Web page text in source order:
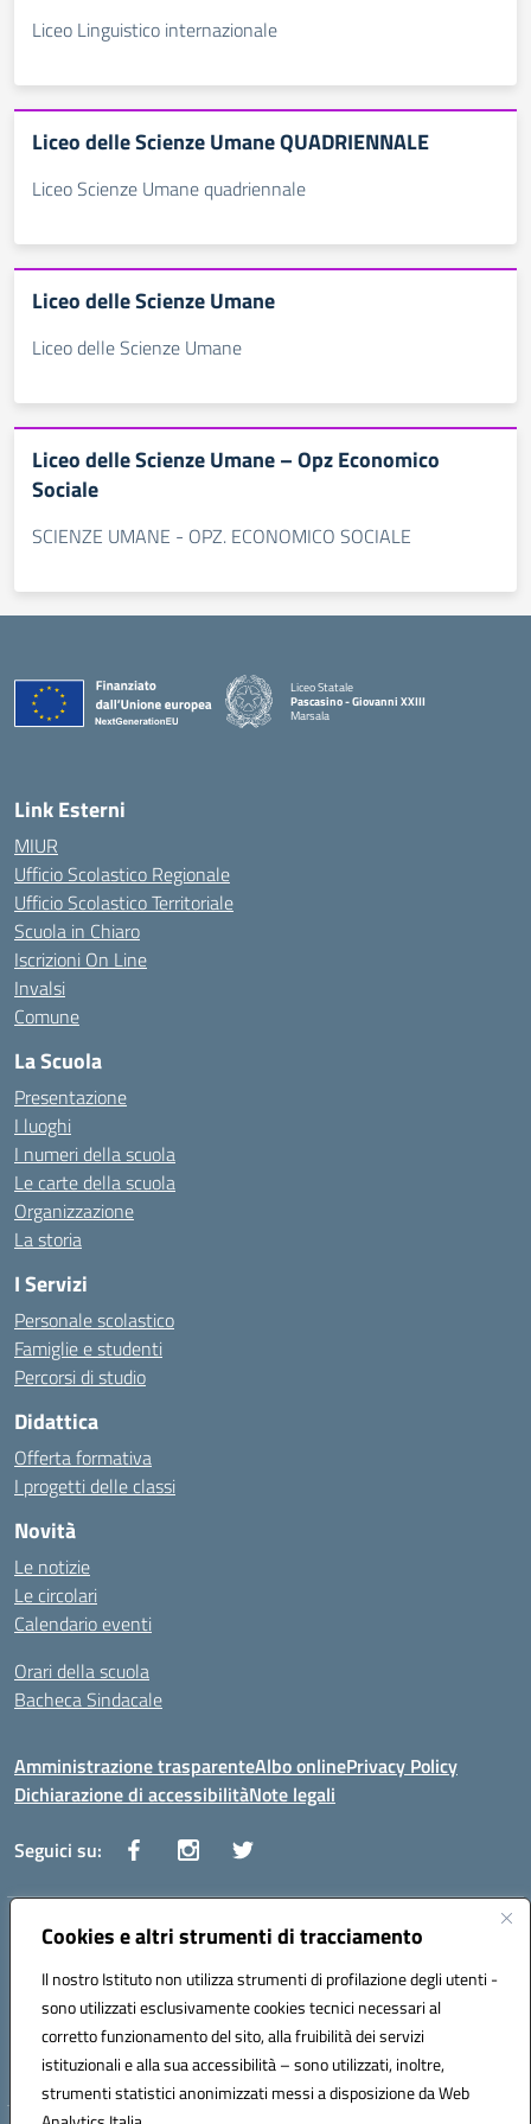
Cookies e altri strumenti di tracciamento
Il nostro Istituto non utilizza strumenti di profilazione degli utenti -
sono utilizzati esclusivamente cookies tecnici necessari al
corretto funzionamento del sito, alla fruibilità dei servizi
istituzionali e alla sua accessibilità – sono utilizzati, inoltre,
strumenti statistici anonimizzati messi a disposizione da Web
Liceo Linguistico internazionale
Liceo delle Scienze Umane QUADRIENNALE
Liceo Scienze Umane quadriennale
Liceo delle Scienze Umane
Liceo delle Scienze Umane
Liceo delle Scienze Umane – Opz Economico
Sociale
SCIENZE UMANE - OPZ. ECONOMICO SOCIALE
Liceo Statale
Pascasino - Giovanni XXIII
Marsala
Link Esterni
MIUR
Ufficio Scolastico Regionale
Ufficio Scolastico Territoriale
Scuola in Chiaro
Iscrizioni On Line
Invalsi
Comune
La Scuola
Presentazione
I luoghi
I numeri della scuola
Le carte della scuola
Organizzazione
La storia
I Servizi
Personale scolastico
Famiglie e studenti
Percorsi di studio
Didattica
Offerta formativa
I progetti delle classi
Novità
Le notizie
Le circolari
Calendario eventi
Orari della scuola
Bacheca Sindacale
Amministrazione trasparenteAlbo onlinePrivacy Policy
Dichiarazione di accessibilitàNote legali
Seguici su:
Indirizzo:Via Vaccari n.5 e Via Falcone n.20 - 91025 Marsala
Posta elettronica certificata (PEC):tppm03000q@pec.istruzione.it
Codice fiscale: 82004490817
Codice meccanografico: TPPM03000Q